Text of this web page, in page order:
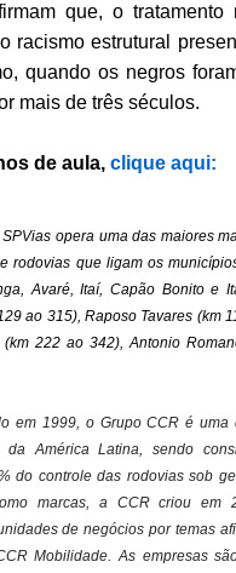
que, o
racismo estrutural
quando os negros
mais de três séculos.
de aula, clique aqui:
opera uma das maiores
rodovias que ligam os
Avaré, Itaí, Capão Bonito e
ao 315), Raposo Tavares (km
222 ao 342), Antonio
em 1999, o Grupo CCR é
da América Latina, sendo
do controle das rodovias sob
marcas, a CCR criou em
de negócios por temas
Mobilidade. As empresas